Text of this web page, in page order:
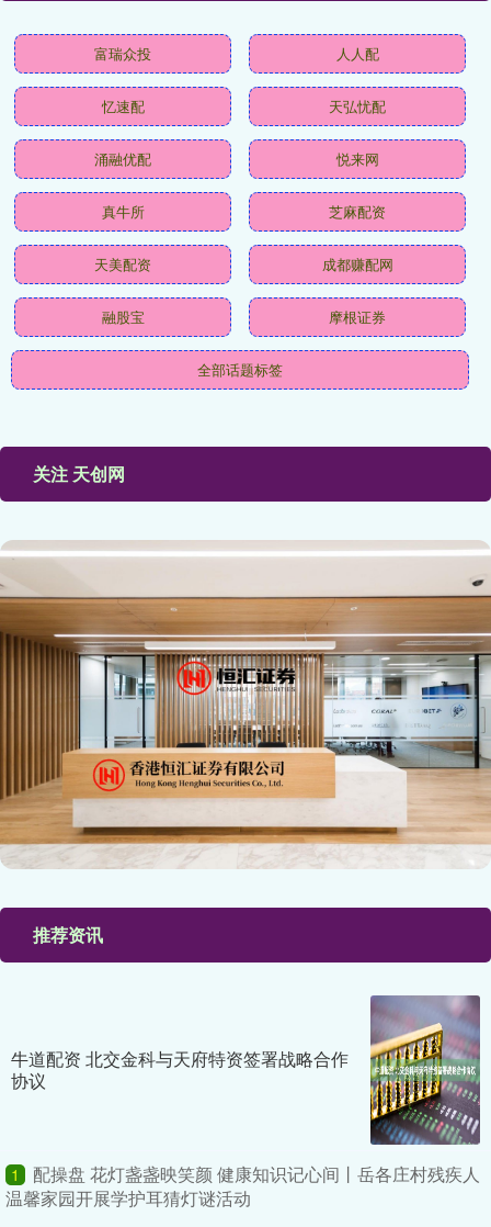
富瑞众投 人人配
忆速配 天弘忧配
涌融优配 悦来网
真牛所 芝麻配资
天美配资 成都赚配网
融股宝 摩根证券
全部话题标签
关注 天创网
推荐资讯
牛道配资 北交金科与天府特资签署战略合作
协议
1
配操盘 花灯盏盏映笑颜 健康知识记心间丨岳各庄村残疾人
温馨家园开展学护耳猜灯谜活动